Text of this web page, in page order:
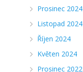
Prosinec 2024
Listopad 2024
Říjen 2024
Květen 2024
Prosinec 2022